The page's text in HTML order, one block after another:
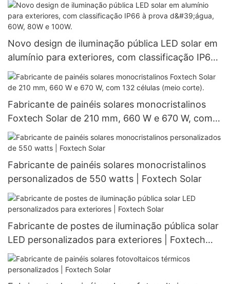
Novo design de iluminação pública LED solar em
alumínio para exteriores, com classificação IP66
à prova d'água, 60W, 80W e 100W.
Fabricante de painéis solares monocristalinos
Foxtech Solar de 210 mm, 660 W e 670 W, com
132 células (meio corte).
Fabricante de painéis solares monocristalinos
personalizados de 550 watts | Foxtech Solar
Fabricante de postes de iluminação pública solar
LED personalizados para exteriores | Foxtech
Solar